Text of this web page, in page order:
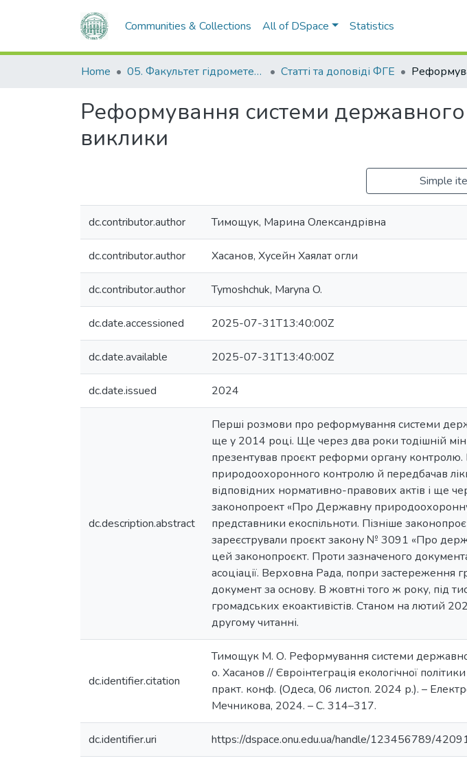
Communities & Collections All of DSpace Statistics
Home 05. Факультет гідрометеорології і екології Статті та доповіді ФГЕ
Реформування системи державного
виклики
Simple
dc.contributor.author Тимощук, Марина Олександрівна
dc.contributor.author Хасанов, Хусейн Хаялат огли
dc.contributor.author Tymoshchuk, Maryna O.
dc.date.accessioned 2025-07-31T13:40:00Z
dc.date.available 2025-07-31T13:40:00Z
dc.date.issued 2024
dc.description.abstract
Перші розмови про реформування системи
ще у 2014 році. Ще через два роки тодішній
презентував проєкт реформи органу
природоохоронного контролю й передбачав
відповідних нормативно-правових актів і ще
законопроект «Про Державну
представники екоспільноти. Пізніше
зареєстрували проєкт закону № 3091 «Про
цей законопроєкт. Проти зазначеного
асоціації. Верховна Рада, попри застереження
документ за основу. В жовтні того ж року, під
громадських екоактивістів. Станом на лютий
другому читанні.
dc.identifier.citation
Тимощук М. О. Реформування системи
о. Хасанов // Євроінтеграція екологічної
практ. конф. (Одеса, 06 листоп. 2024 р.). –
Мечникова, 2024. – С. 314–317.
dc.identifier.uri https://dspace.onu.edu.ua/handle/123456789/